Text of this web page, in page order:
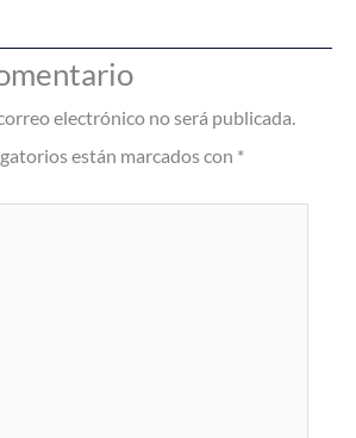
electrónico no será publicada.
están marcados con *